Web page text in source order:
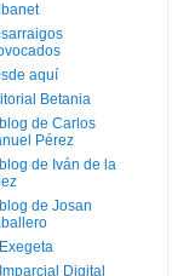
aquí
Betania
de Carlos
Pérez
de Iván de la
de Josan
Digital